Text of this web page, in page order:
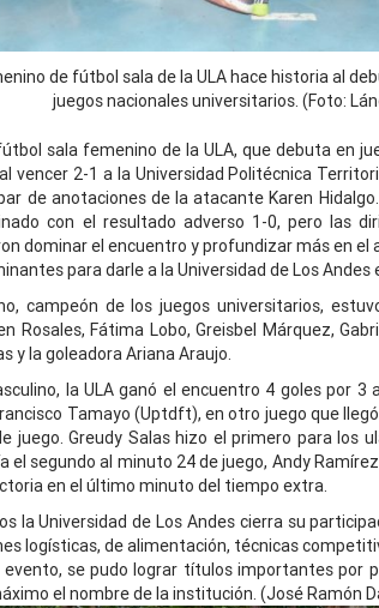
de fútbol sala de la ULA hace historia al
juegos nacionales universitarios. (Foto:
sala femenino de la ULA, que debuta en
vencer 2-1 a la Universidad Politécnica
de anotaciones de la atacante Karen
con el resultado adverso 1-0, pero las
dominar el encuentro y profundizar más en el
para darle a la Universidad de Los
campeón de los juegos universitarios,
Rosales, Fátima Lobo, Greisbel Márquez,
y la goleadora Ariana Araujo.
la ULA ganó el encuentro 4 goles por
Tamayo (Uptdft), en otro juego que
juego. Greudy Salas hizo el primero para los
el segundo al minuto 24 de juego, Andy
en el último minuto del tiempo extra.
la Universidad de Los Andes cierra su
logísticas, de alimentación, técnicas
evento, se pudo lograr títulos importantes por
el nombre de la institución. (José Ramón